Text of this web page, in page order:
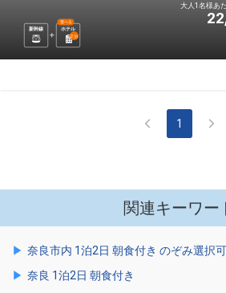
新幹線 ホテル
選べる
2泊
大人1名様あ
1
関連キーワー
奈良市内 1泊2日 朝食付き のぞみ選択
奈良 1泊2日 朝食付き